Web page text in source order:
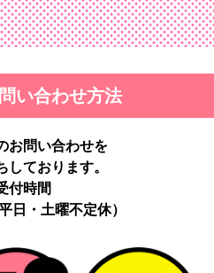
い合わせ方法
お問い合わせを
しております。
付時間
日・土曜不定休）